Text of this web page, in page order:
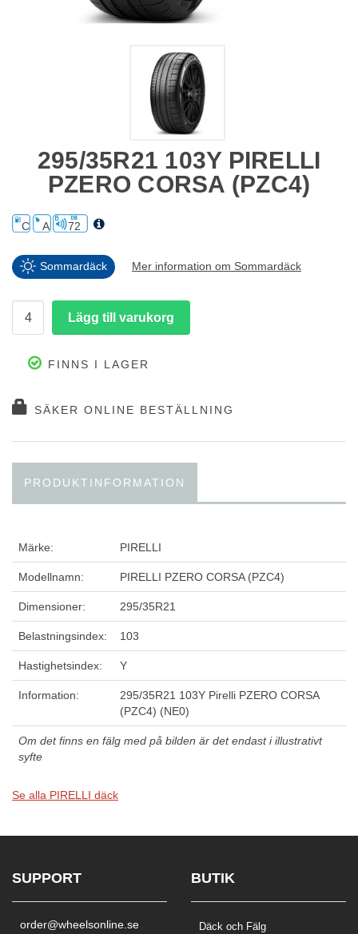
295/35R21 103Y PIRELLI
PZERO CORSA (PZC4)
C A 72
Sommardäck Mer information om Sommardäck
FINNS I LAGER
SÄKER ONLINE BESTÄLLNING
PRODUKTINFORMATION
Märke: PIRELLI
Modellnamn: PIRELLI PZERO CORSA (PZC4)
Dimensioner: 295/35R21
Belastningsindex: 103
Hastighetsindex: Y
Information:
295/35R21 103Y Pirelli PZERO CORSA
(PZC4) (NE0)
Om det finns en fälg med på bilden är det endast i illustrativt
syfte
Se alla PIRELLI däck
SUPPORT
order@wheelsonline.se
BUTIK
Däck och Fälg